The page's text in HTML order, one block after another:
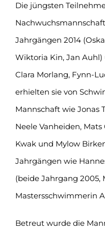
Die jüngsten
Jahrgängen 2014
Wiktoria Kin, Jan Auhl)
Clara Morlang, Fynn-
erhielten sie von
Mannschaft wie Jonas
Neele Vanheiden, Mats
Kwak und Mylow
Jahrgängen wie
(beide Jahrgang 2005,
Mastersschwimmerin
Betreut wurde die